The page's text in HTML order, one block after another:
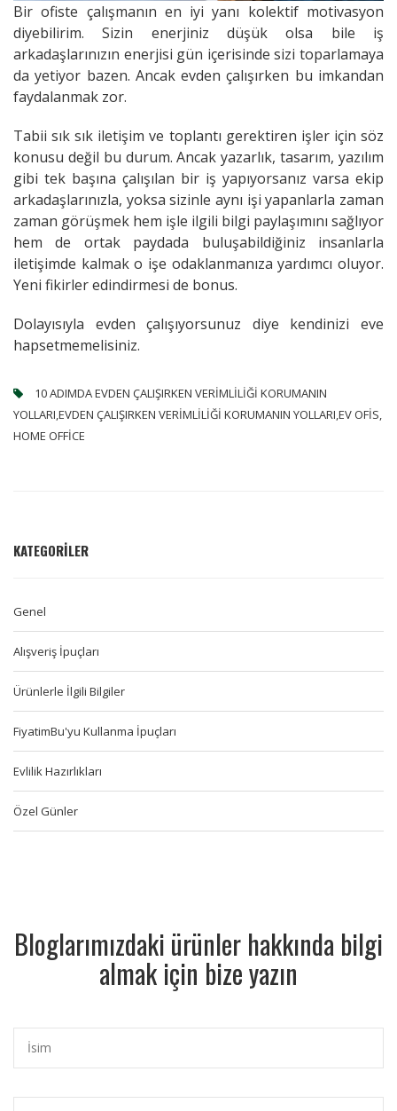
Bir ofiste çalışmanın en iyi yanı kolektif motivasyon
diyebilirim. Sizin enerjiniz düşük olsa bile iş
arkadaşlarınızın enerjisi gün içerisinde sizi toparlamaya
da yetiyor bazen. Ancak evden çalışırken bu imkandan
faydalanmak zor.
Tabii sık sık iletişim ve toplantı gerektiren işler için söz
konusu değil bu durum. Ancak yazarlık, tasarım, yazılım
gibi tek başına çalışılan bir iş yapıyorsanız varsa ekip
arkadaşlarınızla, yoksa sizinle aynı işi yapanlarla zaman
zaman görüşmek hem işle ilgili bilgi paylaşımını sağlıyor
hem de ortak paydada buluşabildiğiniz insanlarla
iletişimde kalmak o işe odaklanmanıza yardımcı oluyor.
Yeni fikirler edindirmesi de bonus.
Dolayısıyla evden çalışıyorsunuz diye kendinizi eve
hapsetmemelisiniz.
10 ADIMDA EVDEN ÇALIŞIRKEN VERIMLILIĞI KORUMANIN
YOLLARI,EVDEN ÇALIŞIRKEN VERIMLILIĞI KORUMANIN YOLLARI,EV OFIS,
HOME OFFICE
KATEGORILER
Genel
Alışveriş İpuçları
Ürünlerle İlgili Bilgiler
FiyatimBu'yu Kullanma İpuçları
Evlilik Hazırlıkları
Özel Günler
Bloglarımızdaki ürünler hakkında bilgi
almak için bize yazın